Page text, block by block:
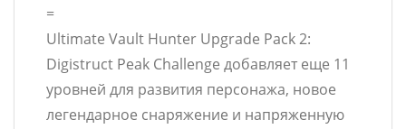
=
Ultimate Vault Hunter Upgrade Pack 2:
Digistruct Peak Challenge добавляет еще 11
уровней для развития персонажа, новое
легендарное снаряжение и напряженную